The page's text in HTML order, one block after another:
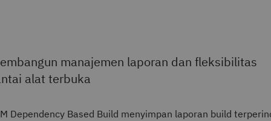
manajemen laporan dan fleksibilitas
alat terbuka
Dependency Based Build menyimpan laporan build